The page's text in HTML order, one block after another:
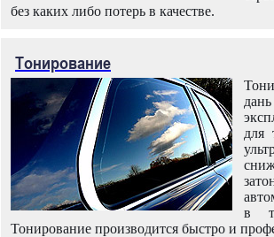
без каких либо потерь в качестве.
Тонирование
для
в
Тонирование производится быстро и